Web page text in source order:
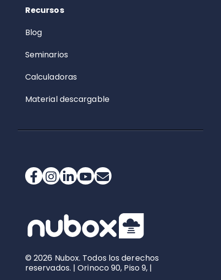
Recursos
Blog
Seminarios
Calculadoras
Material descargable
© 2026 Nubox. Todos los derechos
reservados. | Orinoco 90, Piso 9, |